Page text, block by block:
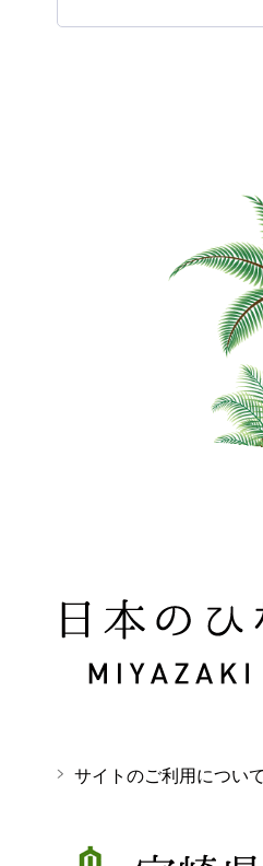
日本のひなた 宮崎県
サイトのご利用について
宮崎県